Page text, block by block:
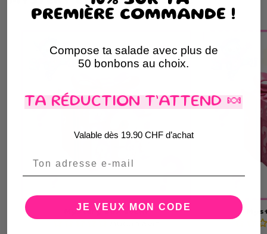
Mystery Box 20CHF
PREMIÈRE COMMANDE !
Compose ta salade avec plus de
50 bonbons au choix.
TA RÉDUCTION T’ATTEND 🍬
Valable dès 19.90 CHF d’achat
JE VEUX MON CODE